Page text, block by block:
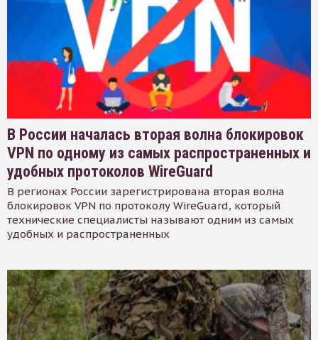
В России началась вторая волна блокировок
VPN по одному из самых распространенных и
удобных протоколов WireGuard
В регионах России зарегистрирована вторая волна
блокировок VPN по протоколу WireGuard, который
технические специалисты называют одним из самых
удобных и распространенных